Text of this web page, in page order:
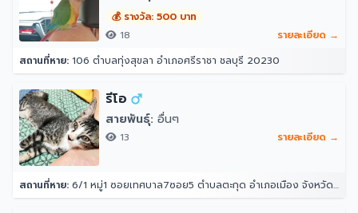
💰 รางวัล: 500 บาท
18
รายละเอียด →
สถานที่หาย: 106 ตำบลทุ่งสุขลา อำเภอศรีราชา ชลบุรี 20230
รีโอ
สายพันธุ์: อื่นๆ
13 รายละเอียด →
สถานที่หาย: 6/1 หมู่1 ซอยเทศบาล7ซอย5 ตำบลตะกุด อำเภอเมือง จังหวัดสระบุรี